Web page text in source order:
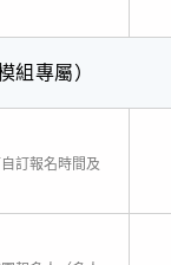
組專屬）
訂報名時間及